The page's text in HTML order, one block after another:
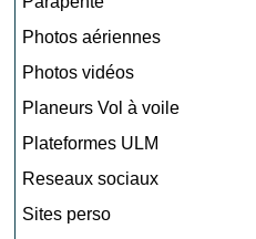
Photos aériennes
Photos vidéos
Planeurs Vol à voile
Plateformes ULM
Reseaux sociaux
Sites perso